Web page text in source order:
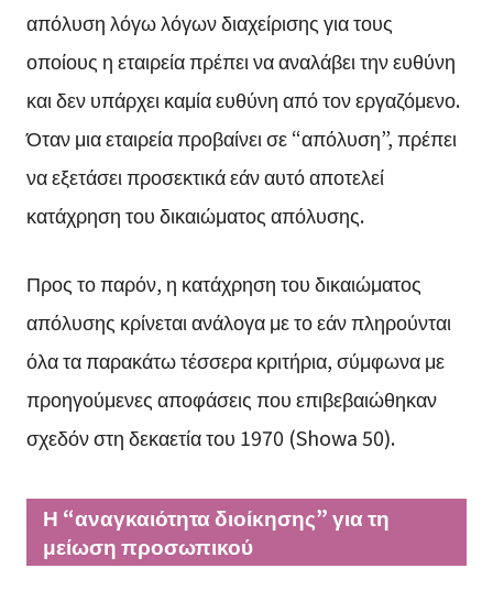
απόλυση λόγω λόγων διαχείρισης για τους
οποίους η εταιρεία πρέπει να αναλάβει την ευθύνη
και δεν υπάρχει καμία ευθύνη από τον εργαζόμενο.
Όταν μια εταιρεία προβαίνει σε “απόλυση”, πρέπει
να εξετάσει προσεκτικά εάν αυτό αποτελεί
κατάχρηση του δικαιώματος απόλυσης.
Προς το παρόν, η κατάχρηση του δικαιώματος
απόλυσης κρίνεται ανάλογα με το εάν πληρούνται
όλα τα παρακάτω τέσσερα κριτήρια, σύμφωνα με
προηγούμενες αποφάσεις που επιβεβαιώθηκαν
σχεδόν στη δεκαετία του 1970 (Showa 50).
Η “αναγκαιότητα διοίκησης” για τη
μείωση προσωπικού